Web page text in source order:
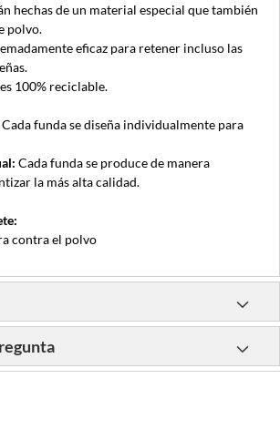
hechas de un material especial que también
polvo.
eficaz para retener incluso las
100% reciclable.
Cada funda se diseña individualmente para
Cada funda se produce de manera
la más alta calidad.
contra el polvo